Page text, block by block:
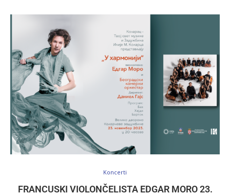
Koncerti
FRANCUSKI VIOLONČELISTA EDGAR MORO 23.